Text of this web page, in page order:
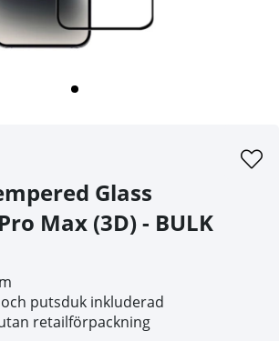
Glass
Max (3D) - BULK
putsduk inkluderad
retailförpackning